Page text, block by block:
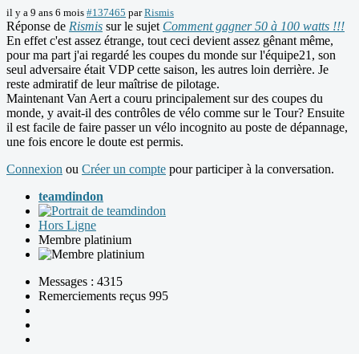
il y a 9 ans 6 mois #137465 parRismis
Réponse de Rismis sur le sujet Comment gagner 50 à 100 watts !!!
En effet c'est assez étrange, tout ceci devient assez gênant même,
pour ma part j'ai regardé les coupes du monde sur l'équipe21, son
seul adversaire était VDP cette saison, les autres loin derrière. Je
reste admiratif de leur maîtrise de pilotage.
Maintenant Van Aert a couru principalement sur des coupes du
monde, y avait-il des contrôles de vélo comme sur le Tour? Ensuite
il est facile de faire passer un vélo incognito au poste de dépannage,
une fois encore le doute est permis.
Connexion ou Créer un compte pour participer à la conversation.
teamdindon
Hors Ligne
Membre platinium
Messages : 4315
Remerciements reçus 995